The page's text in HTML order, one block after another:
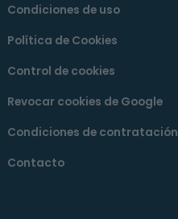
Condiciones de uso
Política de Cookies
Control de cookies
Revocar cookies de Google
Condiciones de contratación
Contacto